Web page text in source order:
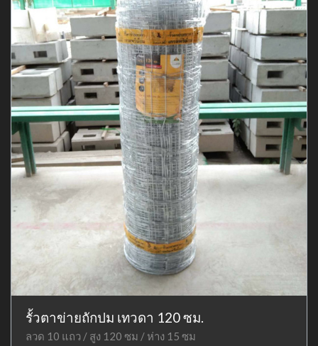
รั้วตาข่ายถักปม เทวดา 120 ซม.
ลวด 10 แถว / สูง 120 ซม / ห่าง 15 ซม